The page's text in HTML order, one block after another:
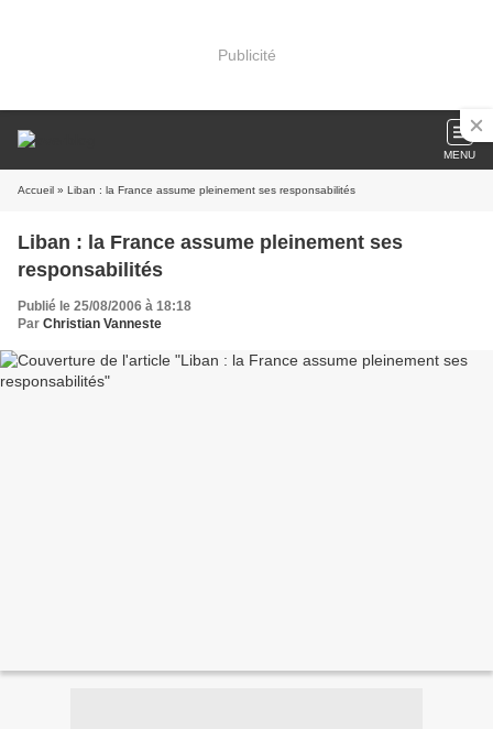
Publicité
MENU
Accueil » Liban : la France assume pleinement ses responsabilités
Liban : la France assume pleinement ses
responsabilités
Publié le 25/08/2006 à 18:18
Par Christian Vanneste